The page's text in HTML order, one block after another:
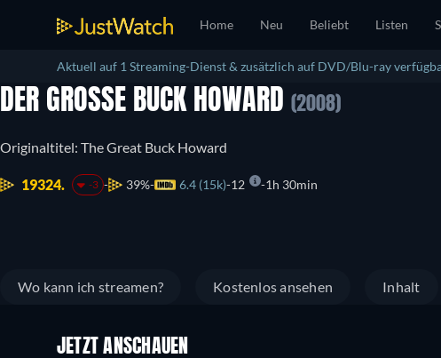
Home Neu Beliebt Listen
Aktuell auf 1 Streaming-Dienst & zusätzlich auf DVD/Blu-ray
DER GROSSE BUCK HOWARD (2008)
Originaltitel: The Great Buck Howard
19324. -3 39% 6.4 (15k) 12 1h 30min
Wo kann ich streamen? Kostenlos ansehen Inhalt
JETZT ANSCHAUEN